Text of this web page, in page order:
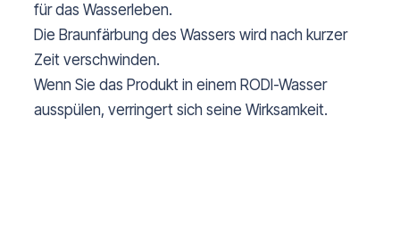
für das Wasserleben.
Die Braunfärbung des Wassers wird nach kurzer
Zeit verschwinden.
Wenn Sie das Produkt in einem RODI-Wasser
ausspülen, verringert sich seine Wirksamkeit.